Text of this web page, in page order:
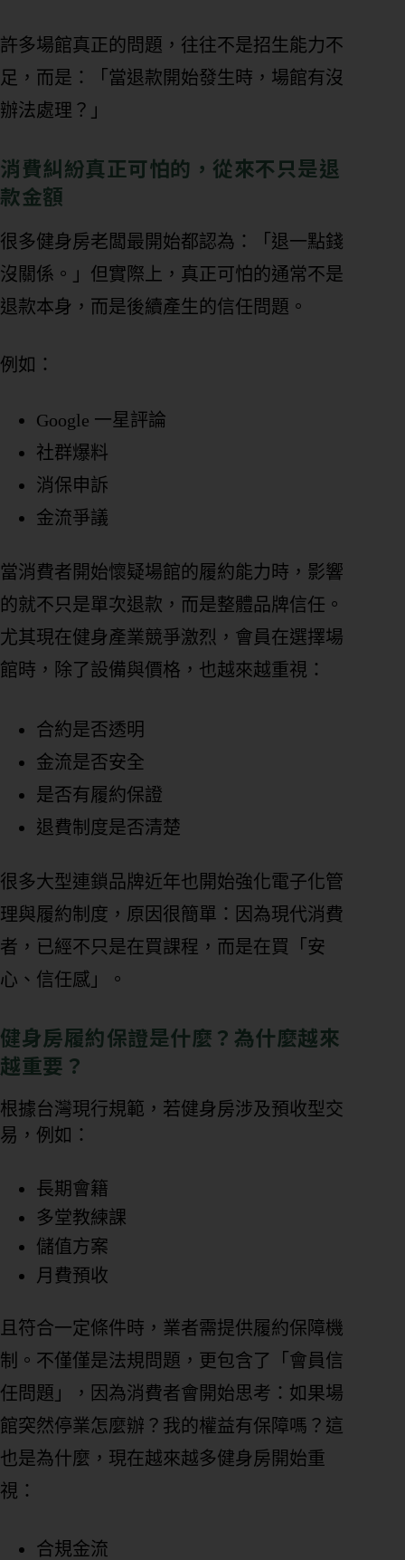
許多場館真正的問題，往往不是招生能力不
足，而是：「當退款開始發生時，場館有沒
辦法處理？」
消費糾紛真正可怕的，從來不只是退
款金額
很多健身房老闆最開始都認為：「退一點錢
沒關係。」但實際上，真正可怕的通常不是
退款本身，而是後續產生的信任問題。
例如：
Google 一星評論
社群爆料
消保申訴
金流爭議
當消費者開始懷疑場館的履約能力時，影響
的就不只是單次退款，而是整體品牌信任。
尤其現在健身產業競爭激烈，會員在選擇場
館時，除了設備與價格，也越來越重視：
合約是否透明
金流是否安全
是否有履約保證
退費制度是否清楚
很多大型連鎖品牌近年也開始強化電子化管
理與履約制度，原因很簡單：因為現代消費
者，已經不只是在買課程，而是在買「安
心、信任感」。
健身房履約保證是什麼？為什麼越來
越重要？
根據台灣現行規範，若健身房涉及預收型交
易，例如：
長期會籍
多堂教練課
儲值方案
月費預收
且符合一定條件時，業者需提供履約保障機
制。不僅僅是法規問題，更包含了「會員信
任問題」，因為消費者會開始思考：如果場
館突然停業怎麼辦？我的權益有保障嗎？這
也是為什麼，現在越來越多健身房開始重
視：
合規金流